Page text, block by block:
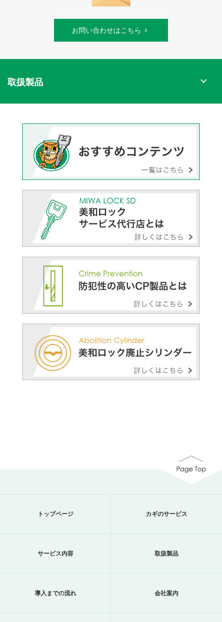
お問い合わせはこちら
取扱製品
トップページ カギのサービス
サービス内容 取扱製品
導入までの流れ 会社案内